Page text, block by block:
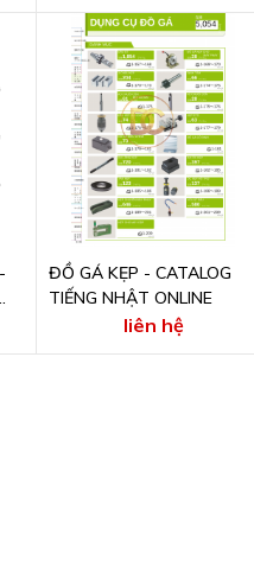
ĐỒ GÁ KẸP - CATALOG
TIẾNG NHẬT ONLINE
liên hệ